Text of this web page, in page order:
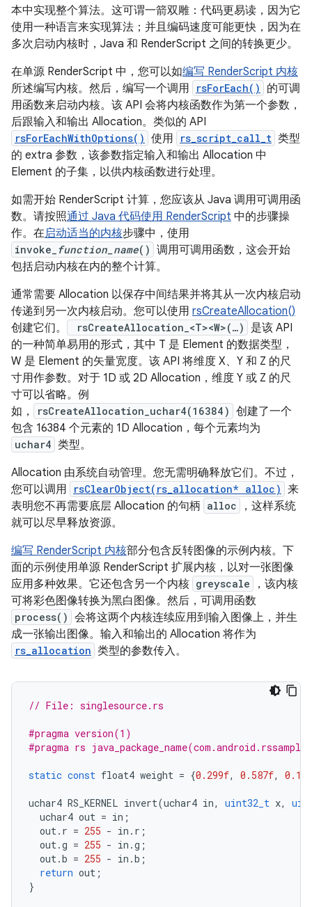
本中实现整个算法。这可谓一箭双雕：代码更易读，因为它
使用一种语言来实现算法；并且编码速度可能更快，因为在
多次启动内核时，Java 和 RenderScript 之间的转换更少。
在单源 RenderScript 中，您可以如编写 RenderScript 内核
所述编写内核。然后，编写一个调用
rsForEach()
的可调
用函数来启动内核。该 API 会将内核函数作为第一个参数，
后跟输入和输出 Allocation。类似的 API
rsForEachWithOptions() 使用 rs_script_call_t 类型
的 extra 参数，该参数指定输入和输出 Allocation 中
Element 的子集，以供内核函数进行处理。
如需开始 RenderScript 计算，您应该从 Java 调用可调用函
数。请按照通过 Java 代码使用 RenderScript 中的步骤操
作。在启动适当的内核步骤中，使用
invoke_ function_name() 调用可调用函数，这会开始
包括启动内核在内的整个计算。
通常需要 Allocation 以保存中间结果并将其从一次内核启动
传递到另一次内核启动。您可以使用 rsCreateAllocation()
创建它们。
rsCreateAllocation_<T><W>(…)
是该 API
的一种简单易用的形式，其中 T 是 Element 的数据类型，
W 是 Element 的矢量宽度。 该 API 将维度 X、Y 和 Z 的尺
寸用作参数。对于 1D 或 2D Allocation，维度 Y 或 Z 的尺
寸可以省略。例
如，
rsCreateAllocation_uchar4(16384) 创建了一个
包含 16384 个元素的 1D Allocation，每个元素均为
uchar4 类型。
Allocation 由系统自动管理。您无需明确释放它们。不过，
您可以调用
rsClearObject(rs_allocation* alloc) 来
表明您不再需要底层 Allocation 的句柄 alloc
，这样系统
就可以尽早释放资源。
编写 RenderScript 内核部分包含反转图像的示例内核。下
面的示例使用单源 RenderScript 扩展内核，以对一张图像
应用多种效果。它还包含另一个内核 greyscale
，该内核
可将彩色图像转换为黑白图像。然后，可调用函数
process() 会将这两个内核连续应用到输入图像上，并生
成一张输出图像。输入和输出的 Allocation 将作为
rs_allocation 类型的参数传入。
// File: singlesource.rs
#pragma version(1)
#pragma rs java_package_name(com.android.rssample)
static const float4 weight = {0.299f, 0.587f,
uchar4 RS_KERNEL invert(uchar4 in, uint32_t x,
uchar4 out = in ;
out. r = 255 - in . r ;
out.g = 255 - in .g ;
out.b = 255 - in .b ;
return out ;
}